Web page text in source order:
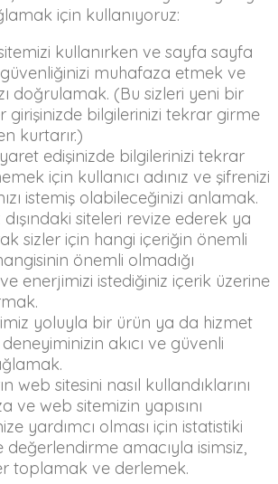
için kullanıyoruz:
kullanırken ve sayfa sayfa
muhafaza etmek ve
doğrulamak. (Bu sizleri yeni bir
girişinizde bilgilerinizi tekrar girme
kurtarır.)
edişinizde bilgilerinizi tekrar
için kullanıcı adınız ve şifrenizi
istemiş olabileceğinizi anlamak.
dışındaki siteleri revize ederek ya
sizler için hangi içeriğin önemli
önemli olmadığı
enerjimizi istediğiniz içerik üzerine
yoluyla bir ürün ya da hizmet
deneyiminizin akıcı ve güvenli
web sitesini nasıl kullandıklarını
ve web sitemizin yapısını
yardımcı olması için istatistiki
amacıyla isimsiz,
toplamak ve derlemek.